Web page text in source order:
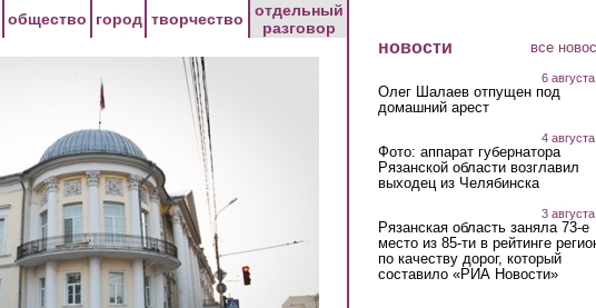
общество город творчество
отдельный
разговор
новости все
6
Олег Шалаев отпущен под
домашний арест
4
Фото: аппарат губернатора
Рязанской области возглавил
выходец из Челябинска
3
Рязанская область заняла 73-е
место из 85-ти в рейтинге
по качеству дорог, который
составило «РИА Новости»